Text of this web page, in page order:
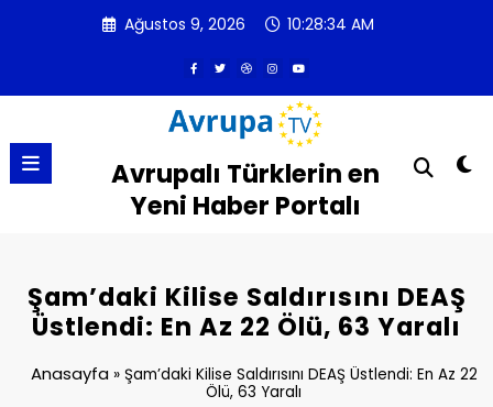
Ağustos 9, 2026 10:28:35 AM
Avrupalı Türklerin en
Yeni Haber Portalı
Şam’daki Kilise Saldırısını DEAŞ
Üstlendi: En Az 22 Ölü, 63 Yaralı
Anasayfa» Şam’daki Kilise Saldırısını DEAŞ Üstlendi: En Az 22
Ölü, 63 Yaralı